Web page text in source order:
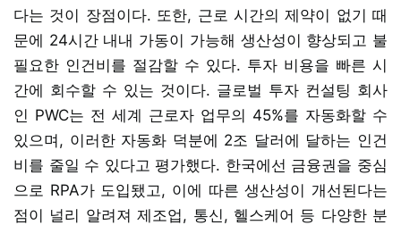
다는 것이 장점이다. 또한, 근로 시간의 제약이 없기 때
문에 24시간 내내 가동이 가능해 생산성이 향상되고 불
필요한 인건비를 절감할 수 있다. 투자 비용을 빠른 시
간에 회수할 수 있는 것이다. 글로벌 투자 컨설팅 회사
인 PWC는 전 세계 근로자 업무의 45%를 자동화할 수
있으며, 이러한 자동화 덕분에 2조 달러에 달하는 인건
비를 줄일 수 있다고 평가했다. 한국에선 금융권을 중심
으로 RPA가 도입됐고, 이에 따른 생산성이 개선된다는
점이 널리 알려져 제조업, 통신, 헬스케어 등 다양한 분